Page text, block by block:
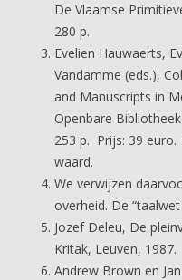
De Vlaamse
280 p.
Evelien Hauwaerts,
Vandamme (eds.),
and Manuscripts in
Openbare
253 p. Prijs: 39
waard.
We verwijzen
overheid. De
Jozef Deleu, De
Kritak, Leuven, 1987.
Andrew Brown en